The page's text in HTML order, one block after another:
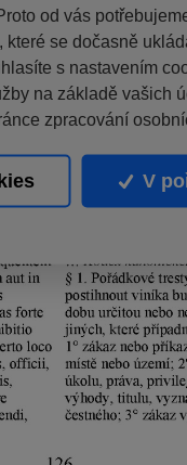
od vás
se dočasně
s nastavením
na základě vašich
zpracování
V